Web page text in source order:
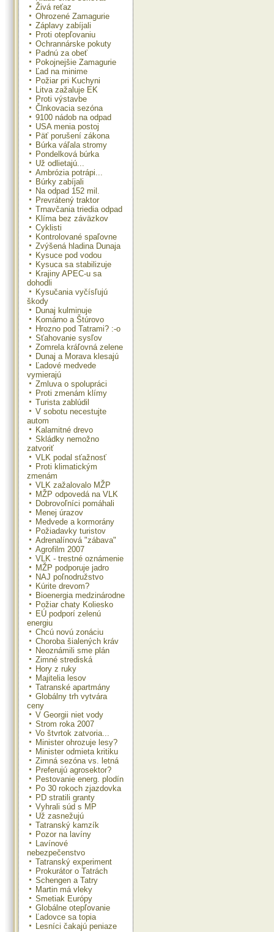
Živá reťaz
Ohrozené Zamagurie
Záplavy zabíjali
Proti otepľovaniu
Ochrannárske pokuty
Padnú za obeť
Pokojnejšie Zamagurie
Ľad na minime
Požiar pri Kuchyni
Litva zažaluje EK
Proti výstavbe
Člnkovacia sezóna
9100 nádob na odpad
USA menia postoj
Päť porušení zákona
Búrka váľala stromy
Pondelková búrka
Už odlietajú...
Ambrózia potrápi...
Búrky zabíjali
Na odpad 152 mil.
Prevrátený traktor
Trnavčania triedia odpad
Klíma bez záväzkov
Cyklisti
Kontrolované spaľovne
Zvýšená hladina Dunaja
Kysuce pod vodou
Kysuca sa stabilizuje
Krajiny APEC-u sa
dohodli
Kysučania vyčísľujú
škody
Dunaj kulminuje
Komárno a Štúrovo
Hrozno pod Tatrami? :-o
Sťahovanie sysľov
Zomrela kráľovná zelene
Dunaj a Morava klesajú
Ľadové medvede
vymierajú
Zmluva o spolupráci
Proti zmenám klímy
Turista zablúdil
V sobotu necestujte
autom
Kalamitné drevo
Skládky nemožno
zatvoriť
VLK podal sťažnosť
Proti klimatickým
zmenám
VLK zažalovalo MŽP
MŽP odpovedá na VLK
Dobrovoľníci pomáhali
Menej úrazov
Medvede a kormorány
Požiadavky turistov
Adrenalínová "zábava"
Agrofilm 2007
VLK - trestné oznámenie
MŽP podporuje jadro
NAJ poľnodružstvo
Kúrite drevom?
Bioenergia medzinárodne
Požiar chaty Koliesko
EÚ podporí zelenú
energiu
Chcú novú zonáciu
Choroba šialených kráv
Neoznámili sme plán
Zimné strediská
Hory z ruky
Majitelia lesov
Tatranské apartmány
Globálny trh vytvára
ceny
V Georgii niet vody
Strom roka 2007
Vo štvrtok zatvoria...
Minister ohrozuje lesy?
Minister odmieta kritiku
Zimná sezóna vs. letná
Preferujú agrosektor?
Pestovanie energ. plodín
Po 30 rokoch zjazdovka
PD stratili granty
Vyhrali súd s MP
Už zasnežujú
Tatranský kamzík
Pozor na lavíny
Lavínové
nebezpečenstvo
Tatranský experiment
Prokurátor o Tatrách
Schengen a Tatry
Martin má vleky
Smetiak Európy
Globálne otepľovanie
Ľadovce sa topia
Lesníci čakajú peniaze